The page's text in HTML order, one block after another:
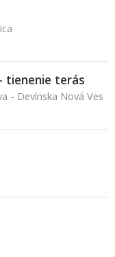
tienenie terás
- Devínska Nová Ves